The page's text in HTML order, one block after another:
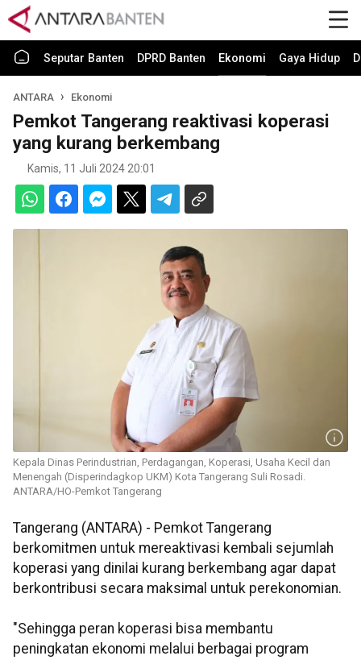
Seputar Banten DPRD Banten Ekonomi Gaya Hidup
ANTARA Ekonomi
Pemkot Tangerang reaktivasi koperasi
yang kurang berkembang
Kamis, 11 Juli 2024 20:01
Kepala Dinas Perindustrian, Perdagangan, Koperasi, Usaha Kecil dan
Menengah (Disperindagkop UKM) Kota Tangerang Suli Rosadi.
ANTARA/HO-Pemkot Tangerang
Tangerang (ANTARA) - Pemkot Tangerang
berkomitmen untuk mereaktivasi kembali sejumlah
koperasi yang dinilai kurang berkembang agar dapat
berkontribusi secara maksimal untuk perekonomian.
"Sehingga peran koperasi bisa membantu
peningkatan ekonomi melalui berbagai program